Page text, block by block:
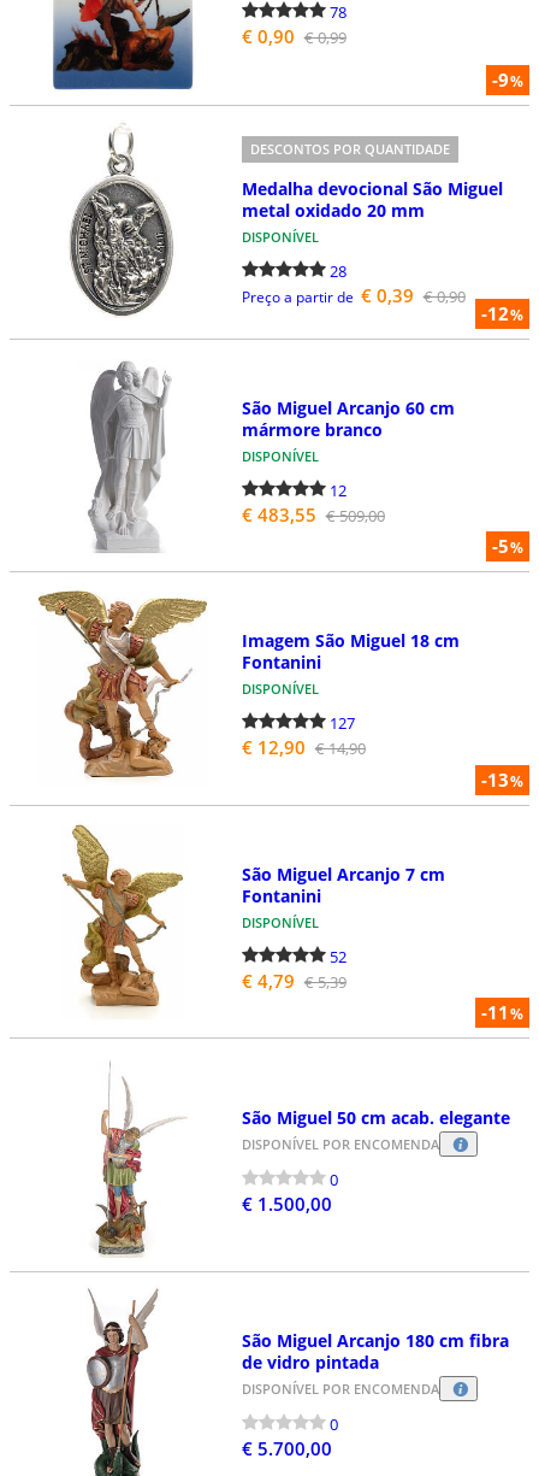
-9%
78
€ 0,90 € 0,99
-12%
DESCONTOS POR QUANTIDADE
Medalha devocional São Miguel
metal oxidado 20 mm
DISPONÍVEL
28
Preço a partir de € 0,39 € 0,90
-5%
São Miguel Arcanjo 60 cm
mármore branco
DISPONÍVEL
12
€ 483,55 € 509,00
-13%
Imagem São Miguel 18 cm
Fontanini
DISPONÍVEL
127
€ 12,90 € 14,90
-11%
São Miguel Arcanjo 7 cm
Fontanini
DISPONÍVEL
52
€ 4,79 € 5,39
São Miguel 50 cm acab. elegante
DISPONÍVEL POR ENCOMENDA
0
€ 1.500,00
São Miguel Arcanjo 180 cm fibra
de vidro pintada
DISPONÍVEL POR ENCOMENDA
0
€ 5.700,00